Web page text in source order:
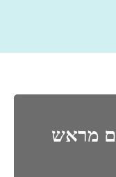
מראש